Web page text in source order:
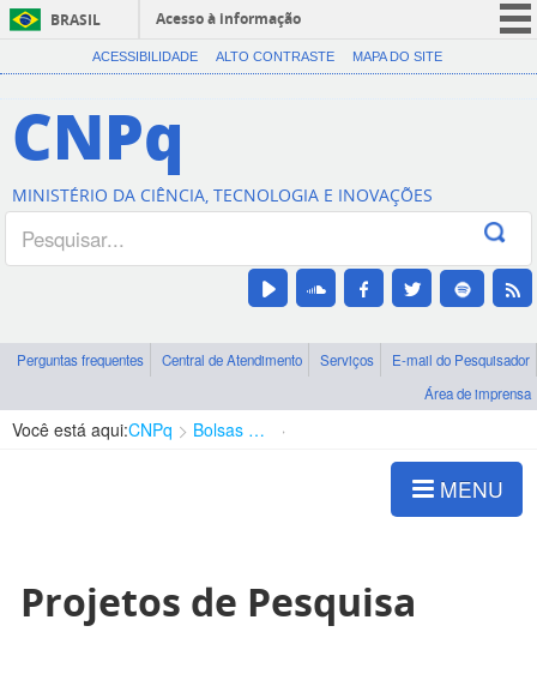
BRASIL
Acesso à informação
CORONAVÍRUS (COVID-19)
Canais
ACESSIBILIDADE ALTO CONTRASTE MAPA DO SITE
CNPq
MINISTÉRIO DA CIÊNCIA, TECNOLOGIA E INOVAÇÕES
Perguntas frequentes Central de Atendimento Serviços
E-mail do Pesquisador
Área de imprensa
Você está aqui:CNPq Bolsas e Auxílios Vigentes
MENU
Projetos de Pesquisa